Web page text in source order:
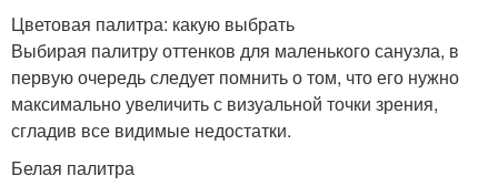
Цветовая палитра: какую выбрать
Выбирая палитру оттенков для маленького санузла, в
первую очередь следует помнить о том, что его нужно
максимально увеличить с визуальной точки зрения,
сгладив все видимые недостатки.
Белая палитра